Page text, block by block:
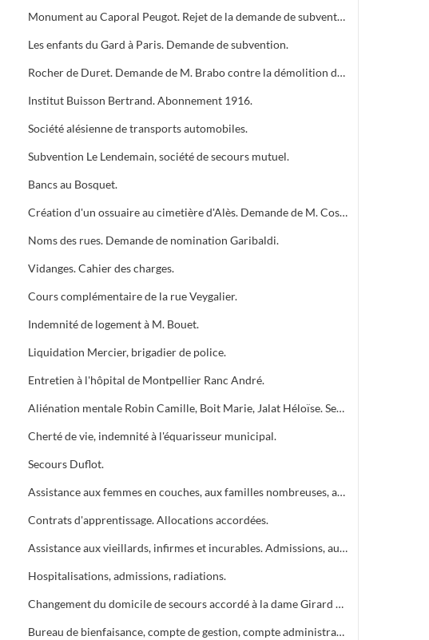
Monument au Caporal Peugot. Rejet de la demande de subvention.
Les enfants du Gard à Paris. Demande de subvention.
Rocher de Duret. Demande de M. Brabo contre la démolition du rocher.
Institut Buisson Bertrand. Abonnement 1916.
Société alésienne de transports automobiles.
Subvention Le Lendemain, société de secours mutuel.
Bancs au Bosquet.
Création d'un ossuaire au cimetière d'Alès. Demande de M. Cosimi.
Noms des rues. Demande de nomination Garibaldi.
Vidanges. Cahier des charges.
Cours complémentaire de la rue Veygalier.
Indemnité de logement à M. Bouet.
Liquidation Mercier, brigadier de police.
Entretien à l'hôpital de Montpellier Ranc André.
Aliénation mentale Robin Camille, Boit Marie, Jalat Héloïse. Secours accordés.
Cherté de vie, indemnité à l'équarisseur municipal.
Secours Duflot.
Assistance aux femmes en couches, aux familles nombreuses, admissions, augmentations.
Contrats d'apprentissage. Allocations accordées.
Assistance aux vieillards, infirmes et incurables. Admissions, augmentations, rejets.
Hospitalisations, admissions, radiations.
Changement du domicile de secours accordé à la dame Girard Marie.
Bureau de bienfaisance, compte de gestion, compte administratif. Budget supplémentaire de 1916. Budget primitif de 1917.